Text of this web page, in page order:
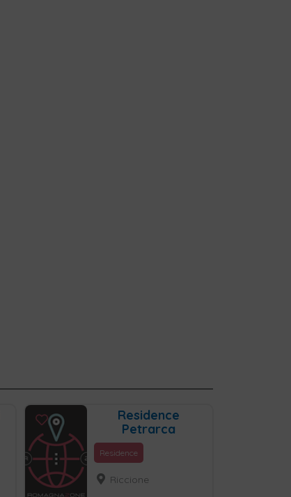
Residence
Petrarca
Residence
Riccione